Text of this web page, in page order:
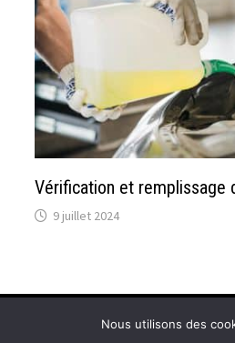
Vérification et remplissage
9 juillet 2024
Copyright © 2026Atoutfret :
Nous utilisons des